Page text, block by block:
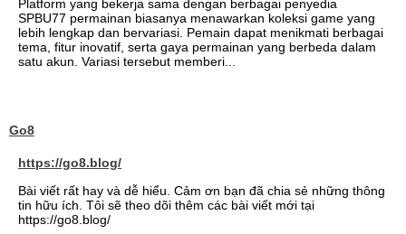
Platform yang bekerja sama dengan berbagai penyedia
SPBU77 permainan biasanya menawarkan koleksi game yang
lebih lengkap dan bervariasi. Pemain dapat menikmati berbagai
tema, fitur inovatif, serta gaya permainan yang berbeda dalam
satu akun. Variasi tersebut memberi...
Go8
https://go8.blog/
Bài viết rất hay và dễ hiểu. Cảm ơn bạn đã chia sẻ những thông
tin hữu ích. Tôi sẽ theo dõi thêm các bài viết mới tại
https://go8.blog/